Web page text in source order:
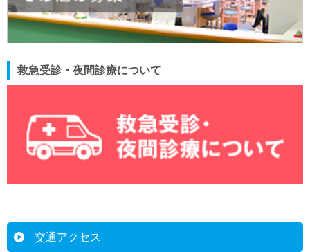
救急受診・夜間診療について
交通アクセス